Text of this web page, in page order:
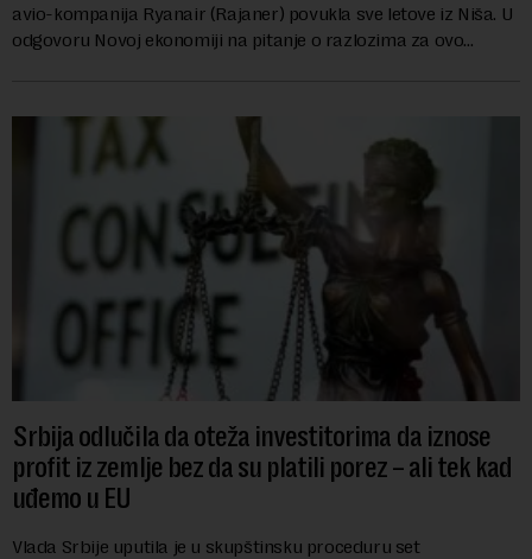
avio-kompanija Ryanair (Rajaner) povukla sve letove iz Niša. U
odgovoru Novoj ekonomiji na pitanje o razlozima za ovo
Srbija odlučila da oteža investitorima da iznose
profit iz zemlje bez da su platili porez – ali tek kad
uđemo u EU
Vlada Srbije uputila je u skupštinsku proceduru set